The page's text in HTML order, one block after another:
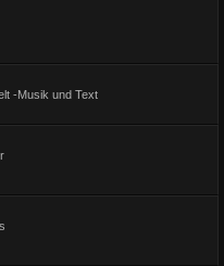
-Musik und Text